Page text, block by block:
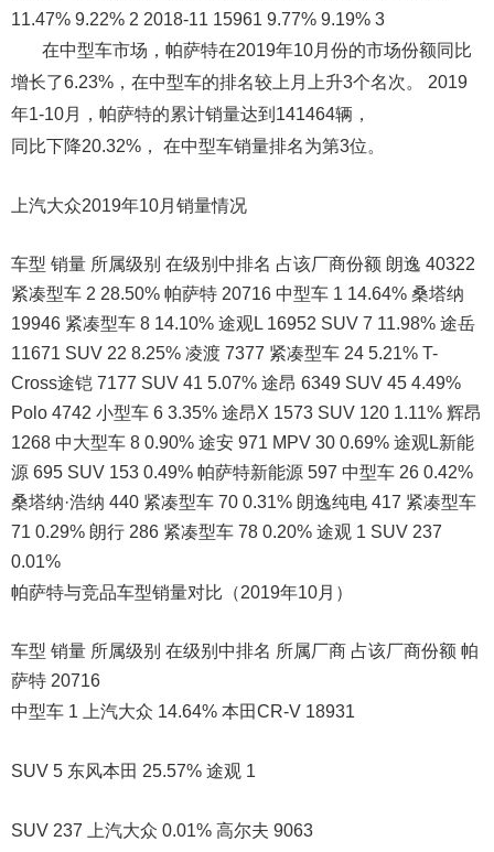
11.47% 9.22% 2 2018-11 15961 9.77% 9.19% 3
在中型车市场，帕萨特在2019年10月份的市场份额同比
增长了6.23%，在中型车的排名较上月上升3个名次。 2019
年1-10月，帕萨特的累计销量达到141464辆，
同比下降20.32%， 在中型车销量排名为第3位。
上汽大众2019年10月销量情况
车型 销量 所属级别 在级别中排名 占该厂商份额 朗逸 40322
紧凑型车 2 28.50% 帕萨特 20716 中型车 1 14.64% 桑塔纳
19946 紧凑型车 8 14.10% 途观L 16952 SUV 7 11.98% 途岳
11671 SUV 22 8.25% 凌渡 7377 紧凑型车 24 5.21% T-
Cross途铠 7177 SUV 41 5.07% 途昂 6349 SUV 45 4.49%
Polo 4742 小型车 6 3.35% 途昂X 1573 SUV 120 1.11% 辉昂
1268 中大型车 8 0.90% 途安 971 MPV 30 0.69% 途观L新能
源 695 SUV 153 0.49% 帕萨特新能源 597 中型车 26 0.42%
桑塔纳·浩纳 440 紧凑型车 70 0.31% 朗逸纯电 417 紧凑型车
71 0.29% 朗行 286 紧凑型车 78 0.20% 途观 1 SUV 237
0.01%
帕萨特与竞品车型销量对比（2019年10月）
车型 销量 所属级别 在级别中排名 所属厂商 占该厂商份额 帕
萨特 20716
中型车 1 上汽大众 14.64% 本田CR-V 18931
SUV 5 东风本田 25.57% 途观 1
SUV 237 上汽大众 0.01% 高尔夫 9063